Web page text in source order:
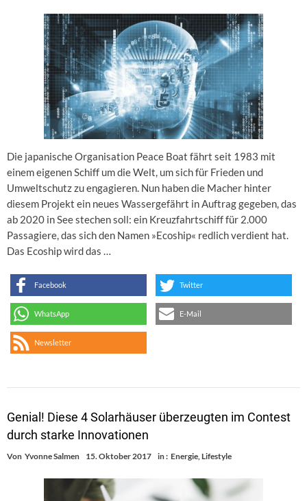
Die japanische Organisation Peace Boat fährt seit 1983 mit
einem eigenen Schiff um die Welt, um sich für Frieden und
Umweltschutz zu engagieren. Nun haben die Macher hinter
diesem Projekt ein neues Wassergefährt in Auftrag gegeben, das
ab 2020 in See stechen soll: ein Kreuzfahrtschiff für 2.000
Passagiere, das sich den Namen »Ecoship« redlich verdient hat.
Das Ecoship wird das …
Facebook Twitter
WhatsApp E-Mail
Newsletter
Genial! Diese 4 Solarhäuser überzeugten im Contest
durch starke Innovationen
Von Yvonne Salmen 15. Oktober 2017 in : Energie,Lifestyle